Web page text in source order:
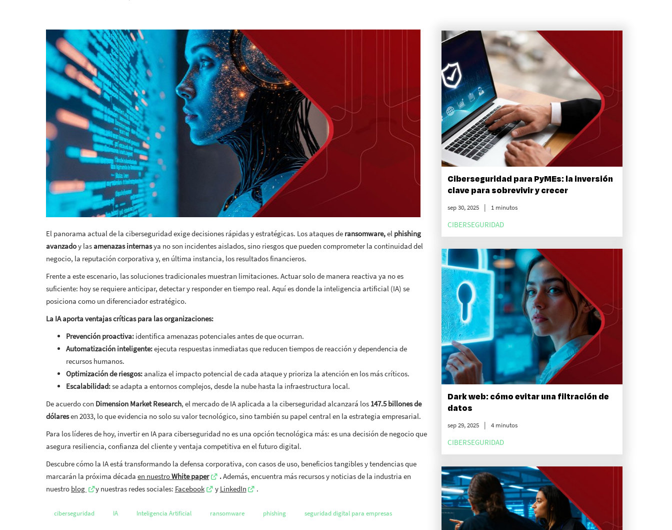
El panorama actual de la ciberseguridad exige decisiones rápidas y estratégicas. Los ataques de ransomware,el phishing
avanzadoy lasamenazas internasya no son incidentes aislados, sino riesgos que pueden comprometer la continuidad del
negocio, la reputación corporativa y, en última instancia, los resultados financieros.
Frente a este escenario, las soluciones tradicionales muestran limitaciones. Actuar solo de manera reactiva ya no es
suficiente: hoy se requiere anticipar, detectar y responder en tiempo real. Aquí es donde la inteligencia artificial (IA) se
posiciona como un diferenciador estratégico.
La IA aporta ventajas críticas para las organizaciones:
Prevención proactiva: identifica amenazas potenciales antes de que ocurran.
Automatización inteligente:ejecuta respuestas inmediatas que reducen tiempos de reacción y dependencia de
recursos humanos.
Optimización de riesgos:analiza el impacto potencial de cada ataque y prioriza la atención en los más críticos.
Escalabilidad:se adapta a entornos complejos, desde la nube hasta la infraestructura local.
De acuerdo con Dimension Market Research, el mercado de IA aplicada a la ciberseguridad alcanzará los 147.5 billones de
dólaresen 2033, lo que evidencia no solo su valor tecnológico, sino también su papel central en la estrategia empresarial.
Para los líderes de hoy, invertir en IA para ciberseguridad no es una opción tecnológica más: es una decisión de negocio que
asegura resiliencia, confianza del cliente y ventaja competitiva en el futuro digital.
Descubre cómo la IA está transformando la defensa corporativa, con casos de uso, beneficios tangibles y tendencias que
marcarán la próxima década en nuestroWhite paper .Además, encuentra más recursos y noticias de la industria en
nuestro blog y nuestras redes sociales: Facebook y LinkedIn .
ciberseguridad IA Inteligencia Artificial ransomware phishing seguridad digital para empresas
Ciberseguridad para PyMEs: la inversión
clave para sobrevivir y crecer
sep 30, 2025 1 minutos
CIBERSEGURIDAD
Dark web: cómo evitar una filtración de
datos
sep 29, 2025 4 minutos
CIBERSEGURIDAD